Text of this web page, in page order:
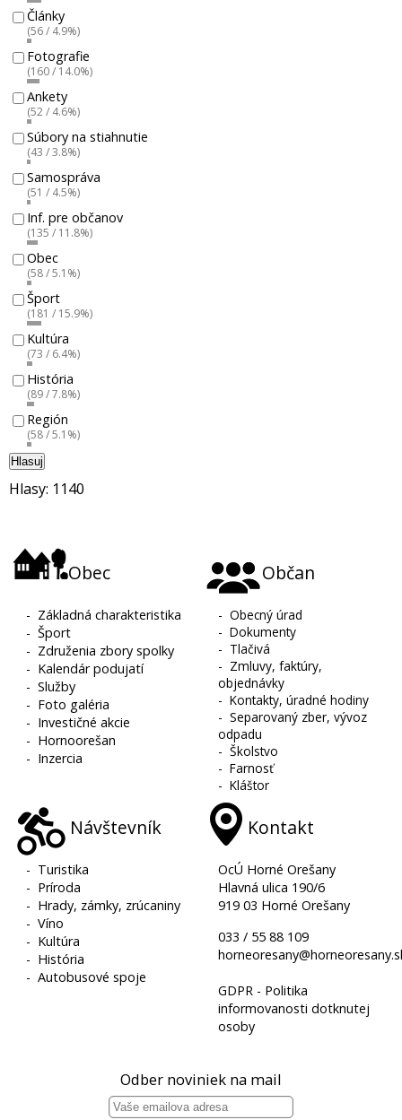
Články
(56 / 4.9%)
Fotografie
(160 / 14.0%)
Ankety
(52 / 4.6%)
Súbory na stiahnutie
(43 / 3.8%)
Samospráva
(51 / 4.5%)
Inf. pre občanov
(135 / 11.8%)
Obec
(58 / 5.1%)
Šport
(181 / 15.9%)
Kultúra
(73 / 6.4%)
História
(89 / 7.8%)
Región
(58 / 5.1%)
Hlasuj
Hlasy: 1140
Obec
- Základná charakteristika
-Šport
- Združenia zbory spolky
- Kalendár podujatí
-Služby
- Foto galéria
- Investičné akcie
- Hornoorešan
- Inzercia
Občan
-Obecný úrad
-Dokumenty
- Tlačivá
- Zmluvy, faktúry,
objednávky
-Kontakty, úradné hodiny
-Separovaný zber, vývoz
odpadu
-Školstvo
-Farnosť
-Kláštor
Návštevník
- Turistika
- Príroda
- Hrady, zámky, zrúcaniny
-Víno
- Kultúra
- História
-Autobusové spoje
Kontakt
OcÚ Horné Orešany
Hlavná ulica 190/6
919 03 Horné Orešany
033 / 55 88 109
GDPR - Politika
informovanosti dotknutej
osoby
Odber noviniek na mail